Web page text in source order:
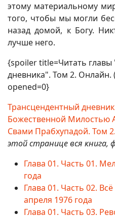
этому материальному
того, чтобы мы могли
назад домой, к Богу.
лучше него.
{spoiler title=Читать главы
дневника". Том 2.
opened=0}
Трансцендентный
Божественной Милостью
Свами Прабхупадой. Том
этой странице вся книга,
Глава 01. Часть 01.
года
Глава 01. Часть 02.
апреля 1976 года
Глава 01. Часть 03.